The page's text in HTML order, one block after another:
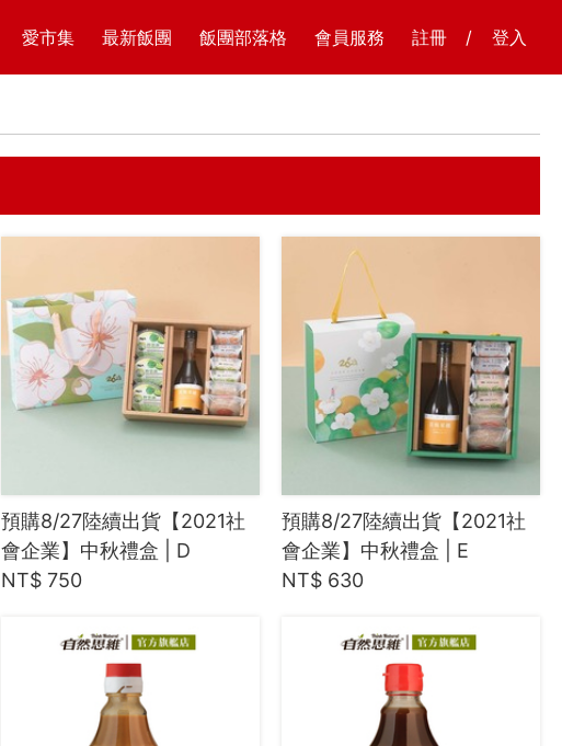
愛市集 最新飯團 飯團部落格 會員服務 註冊 / 登入
預購8/27陸續出貨【2021社
會企業】中秋禮盒 | D
NT$ 750
預購8/27陸續出貨【2021社
會企業】中秋禮盒 | E
NT$ 630